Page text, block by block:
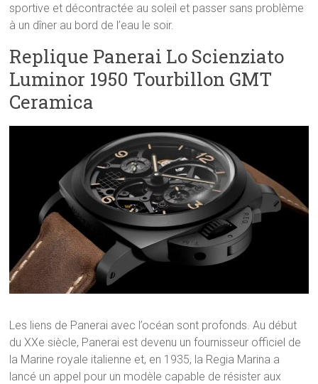
sportive et décontractée au soleil et passer sans problème
à un dîner au bord de l’eau le soir.
Replique Panerai Lo Scienziato
Luminor 1950 Tourbillon GMT
Ceramica
Les liens de Panerai avec l’océan sont profonds. Au début
du XXe siècle, Panerai est devenu un fournisseur officiel de
la Marine royale italienne et, en 1935, la Regia Marina a
lancé un appel pour un modèle capable de résister aux